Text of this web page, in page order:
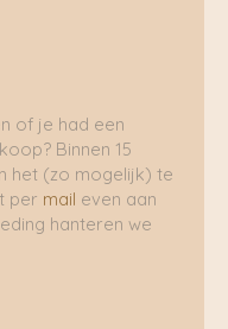
of je had een
Binnen 15
het (zo mogelijk) te
per mail even aan
hanteren we